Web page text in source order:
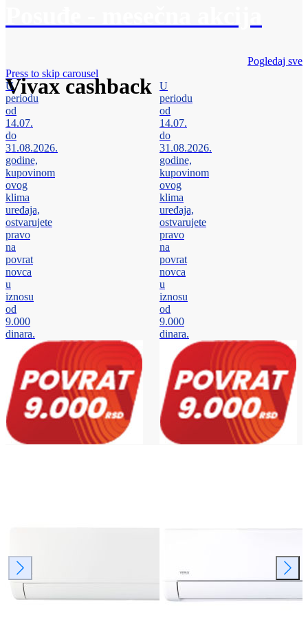
Vivax cashback
Pogledaj sve
Press to skip carousel
U
periodu
od
14.07.
do
31.08.2026.
godine,
kupovinom
ovog
klima
uređaja,
ostvarujete
pravo
na
povrat
novca
u
iznosu
od
9.000
dinara.
U
periodu
od
14.07.
do
31.08.2026.
godine,
kupovinom
ovog
klima
uređaja,
ostvarujete
pravo
na
povrat
novca
u
iznosu
od
9.000
dinara.